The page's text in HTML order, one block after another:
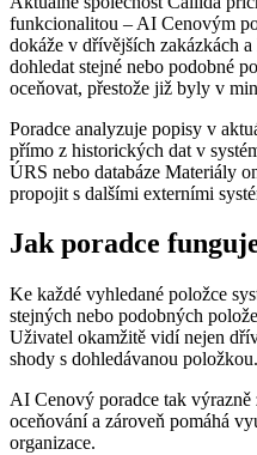
funkcionalitou – AI Cenovým
dokáže v dřívějších zakázkách
dohledat stejné nebo podobné
oceňovat, přestože již byly v
Poradce analyzuje popisy v
přímo z historických dat v
ÚRS nebo databáze Materiály
propojit s dalšími externími
Jak poradce
Ke každé vyhledané položce
stejných nebo podobných
Uživatel okamžitě vidí nejen
shody s dohledávanou položkou.
AI Cenový poradce tak výrazně
oceňování a zároveň pomáhá
organizace.